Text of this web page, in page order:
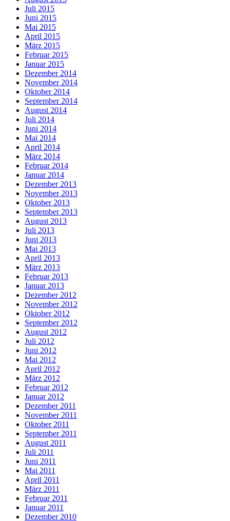
Juli 2015
Juni 2015
Mai 2015
April 2015
März 2015
Februar 2015
Januar 2015
Dezember 2014
November 2014
Oktober 2014
September 2014
August 2014
Juli 2014
Juni 2014
Mai 2014
April 2014
März 2014
Februar 2014
Januar 2014
Dezember 2013
November 2013
Oktober 2013
September 2013
August 2013
Juli 2013
Juni 2013
Mai 2013
April 2013
März 2013
Februar 2013
Januar 2013
Dezember 2012
November 2012
Oktober 2012
September 2012
August 2012
Juli 2012
Juni 2012
Mai 2012
April 2012
März 2012
Februar 2012
Januar 2012
Dezember 2011
November 2011
Oktober 2011
September 2011
August 2011
Juli 2011
Juni 2011
Mai 2011
April 2011
März 2011
Februar 2011
Januar 2011
Dezember 2010